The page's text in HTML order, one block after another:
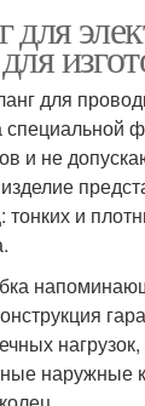
для
и не
тонких и
наружные